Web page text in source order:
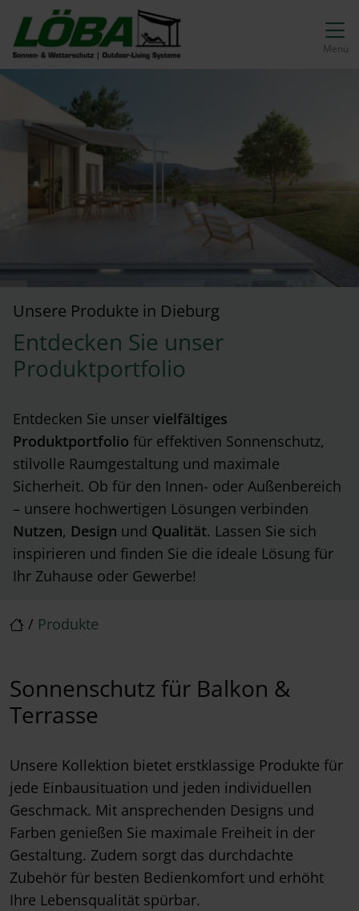
zur Top-Navigation
zur Hauptnavigation
Inhalt springen
zum Footer
Hauptnavigation
Menü
/ Produkte
Unsere Produkte in Dieburg
Entdecken Sie unser
Produktportfolio
Entdecken Sie unser vielfältiges
Produktportfolio für effektiven Sonnenschutz,
stilvolle Raumgestaltung und maximale
Sicherheit. Ob für den Innen- oder Außenbereich
– unsere hochwertigen Lösungen verbinden
Nutzen, Design und Qualität. Lassen Sie sich
inspirieren und finden Sie die ideale Lösung für
Ihr Zuhause oder Gewerbe!
Sonnenschutz für Balkon &
Terrasse
Unsere Kollektion bietet erstklassige Produkte für
jede Einbausituation und jeden individuellen
Geschmack. Mit ansprechenden Designs und
Farben genießen Sie maximale Freiheit in der
Gestaltung. Zudem sorgt das durchdachte
Zubehör für besten Bedienkomfort und erhöht
Ihre Lebensqualität spürbar.